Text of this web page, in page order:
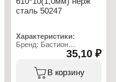
сталь 50247
Характеристики:
Бренд: Бастион
Артикул: 50247
Тип товара: Шампур
Форма: угловой
Длина: 610 мм
35,10 ₽
В корзину